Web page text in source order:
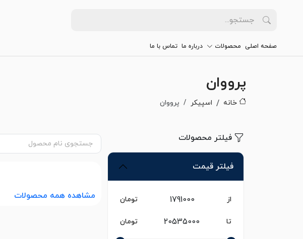
صفحه اصلی محصولات درباره ما تماس با ما
پرووان
خانه اسپیکر پرووان
فیلتر محصولات
فیلتر قیمت
از تومان
تا تومان
مشاهده همه محصولات